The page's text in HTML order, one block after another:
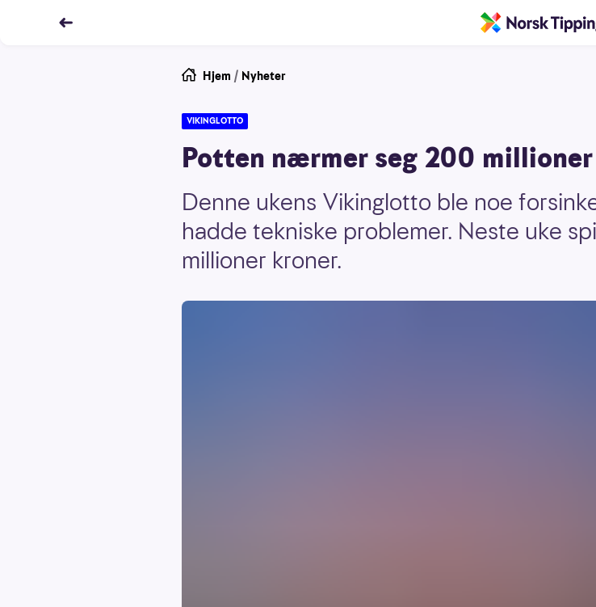
Hjem / Nyheter
VIKINGLOTTO
Potten nærmer seg 200
Denne ukens Vikinglotto ble noe
hadde tekniske problemer. Neste uke
millioner kroner.